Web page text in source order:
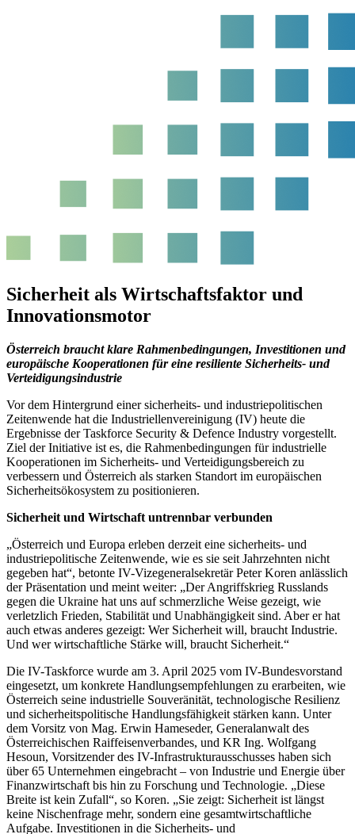
Sicherheit als Wirtschaftsfaktor und
Innovationsmotor
Österreich braucht klare Rahmenbedingungen, Investitionen und
europäische Kooperationen für eine resiliente Sicherheits- und
Verteidigungsindustrie
Vor dem Hintergrund einer sicherheits- und industriepolitischen
Zeitenwende hat die Industriellenvereinigung (IV) heute die
Ergebnisse der Taskforce Security & Defence Industry vorgestellt.
Ziel der Initiative ist es, die Rahmenbedingungen für industrielle
Kooperationen im Sicherheits- und Verteidigungsbereich zu
verbessern und Österreich als starken Standort im europäischen
Sicherheitsökosystem zu positionieren.
Sicherheit und Wirtschaft untrennbar verbunden
„Österreich und Europa erleben derzeit eine sicherheits- und
industriepolitische Zeitenwende, wie es sie seit Jahrzehnten nicht
gegeben hat“, betonte IV-Vizegeneralsekretär Peter Koren anlässlich
der Präsentation und meint weiter: „Der Angriffskrieg Russlands
gegen die Ukraine hat uns auf schmerzliche Weise gezeigt, wie
verletzlich Frieden, Stabilität und Unabhängigkeit sind. Aber er hat
auch etwas anderes gezeigt: Wer Sicherheit will, braucht Industrie.
Und wer wirtschaftliche Stärke will, braucht Sicherheit.“
Die IV-Taskforce wurde am 3. April 2025 vom IV-Bundesvorstand
eingesetzt, um konkrete Handlungsempfehlungen zu erarbeiten, wie
Österreich seine industrielle Souveränität, technologische Resilienz
und sicherheitspolitische Handlungsfähigkeit stärken kann. Unter
dem Vorsitz von Mag. Erwin Hameseder, Generalanwalt des
Österreichischen Raiffeisenverbandes, und KR Ing. Wolfgang
Hesoun, Vorsitzender des IV-Infrastrukturausschusses haben sich
über 65 Unternehmen eingebracht – von Industrie und Energie über
Finanzwirtschaft bis hin zu Forschung und Technologie. „Diese
Breite ist kein Zufall“, so Koren. „Sie zeigt: Sicherheit ist längst
keine Nischenfrage mehr, sondern eine gesamtwirtschaftliche
Aufgabe. Investitionen in die Sicherheits- und